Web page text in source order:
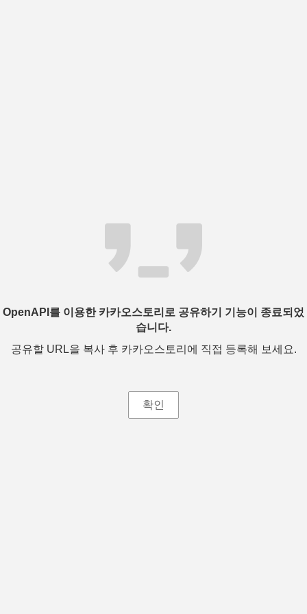
OpenAPI를 이용한 카카오스토리로 공유하기 기능이 종료되었
습니다.
공유할 URL을 복사 후 카카오스토리에 직접 등록해 보세요.
확인